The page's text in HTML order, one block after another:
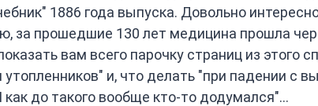
1886 года выпуска. Довольно
за прошедшие 130 лет медицина прошла
вам всего парочку страниц из этого
и, что делать "при падении с
до такого вообще кто-то додумался"...